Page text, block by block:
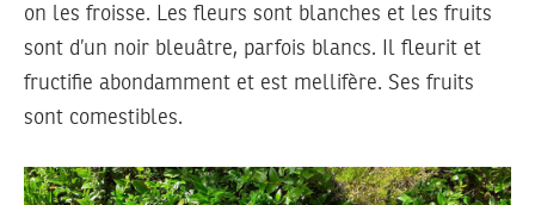
on les froisse. Les fleurs sont blanches et les fruits
sont d’un noir bleuâtre, parfois blancs. Il fleurit et
fructifie abondamment et est mellifère. Ses fruits
sont comestibles.